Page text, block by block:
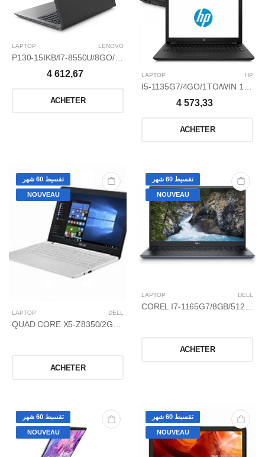
LAPTOP LENOVO
P130-15IKB/I7-8550U/8GO/1TO/15,6 GRIS ET NOIR
4 612,67
ACHETER
LAPTOP HP
4 573,33
ACHETER
تقسيط 60 شهر
NOUVEAU
LAPTOP DELL
ACHETER
تقسيط 60 شهر
NOUVEAU
LAPTOP DELL
ACHETER
تقسيط 60 شهر
NOUVEAU
تقسيط 60 شهر
NOUVEAU